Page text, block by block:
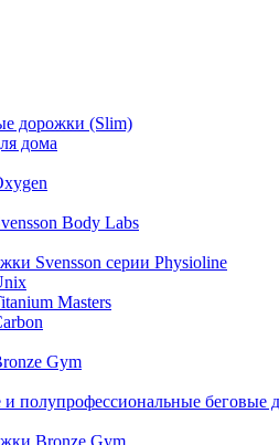
дорожки (Slim)
дома
Body Labs
Svensson серии Physioline
Masters
Gym
полупрофессиональные беговые
Bronze Gym